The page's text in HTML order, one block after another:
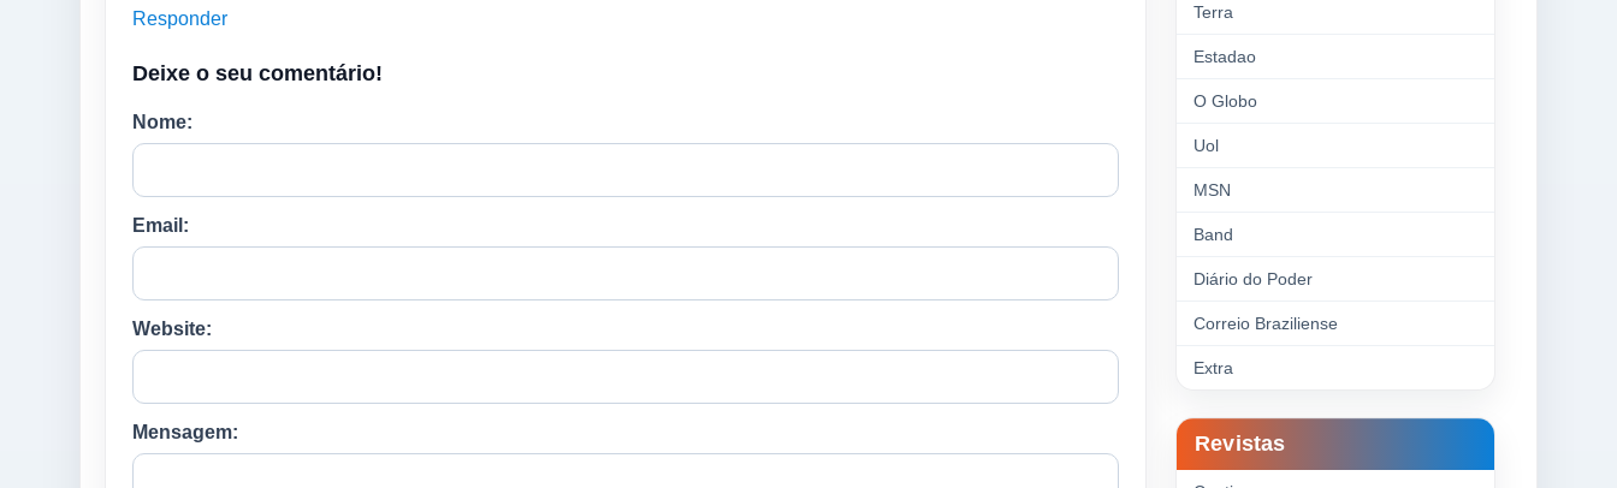
Responder
Deixe o seu comentário!
Nome:
Email:
Website:
Mensagem:
Terra
Estadao
O Globo
Uol
MSN
Band
Diário do Poder
Correio Braziliense
Extra
Revistas